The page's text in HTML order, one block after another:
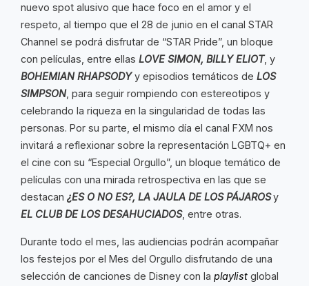
nuevo spot alusivo que hace foco en el amor y el
respeto, al tiempo que el 28 de junio en el canal STAR
Channel se podrá disfrutar de “STAR Pride”, un bloque
con películas, entre ellas LOVE SIMON, BILLY ELIOT, y
BOHEMIAN RHAPSODYy episodios temáticos de LOS
SIMPSON, para seguir rompiendo con estereotipos y
celebrando la riqueza en la singularidad de todas las
personas. Por su parte, el mismo día el canal FXM nos
invitará a reflexionar sobre la representación LGBTQ+ en
el cine con su “Especial Orgullo”, un bloque temático de
películas con una mirada retrospectiva en las que se
destacan ¿ES O NO ES?, LA JAULA DE LOS PÁJAROSy
EL CLUB DE LOS DESAHUCIADOS, entre otras.
Durante todo el mes, las audiencias podrán acompañar
los festejos por el Mes del Orgullo disfrutando de una
selección de canciones de Disney con la playlist global